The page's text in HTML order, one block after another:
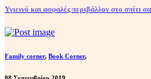
Υγιεινό και ασφαλές περιβάλλον στο σπίτι
Family corner, Book Corner,